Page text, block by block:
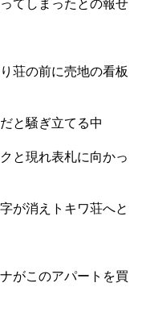
てしまったとの報せ
荘の前に売地の看板
と騒ぎ立てる中
と現れ表札に向かっ
が消えトキワ荘へと
がこのアパートを買